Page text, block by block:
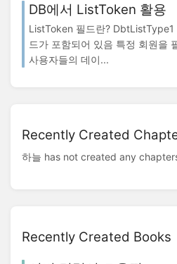
DB에서 ListToken 활용
ListToken 필드란?
드가 포함되어 있음 특정 회원을
사용자들의 데이...
Recently Created
하늘 has not created any
Recently Created Books